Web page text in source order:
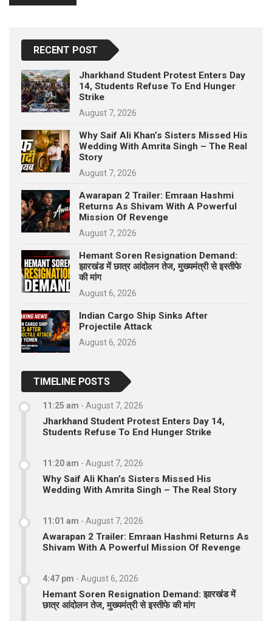
RECENT POST
Jharkhand Student Protest Enters Day
14, Students Refuse To End Hunger
Strike
August 7, 2026
Why Saif Ali Khan’s Sisters Missed His
Wedding With Amrita Singh – The Real
Story
August 7, 2026
Awarapan 2 Trailer: Emraan Hashmi
Returns As Shivam With A Powerful
Mission Of Revenge
August 7, 2026
Hemant Soren Resignation Demand:
झारखंड में छात्र आंदोलन तेज, मुख्यमंत्री से इस्तीफे
की मांग
August 6, 2026
Indian Cargo Ship Sinks After
Projectile Attack
August 6, 2026
TIMELINE POSTS
11:25 am - August 7, 2026
Jharkhand Student Protest Enters Day 14,
Students Refuse To End Hunger Strike
11:20 am - August 7, 2026
Why Saif Ali Khan’s Sisters Missed His
Wedding With Amrita Singh – The Real Story
11:01 am - August 7, 2026
Awarapan 2 Trailer: Emraan Hashmi Returns As
Shivam With A Powerful Mission Of Revenge
4:47 pm - August 6, 2026
Hemant Soren Resignation Demand: झारखंड में
छात्र आंदोलन तेज, मुख्यमंत्री से इस्तीफे की मांग